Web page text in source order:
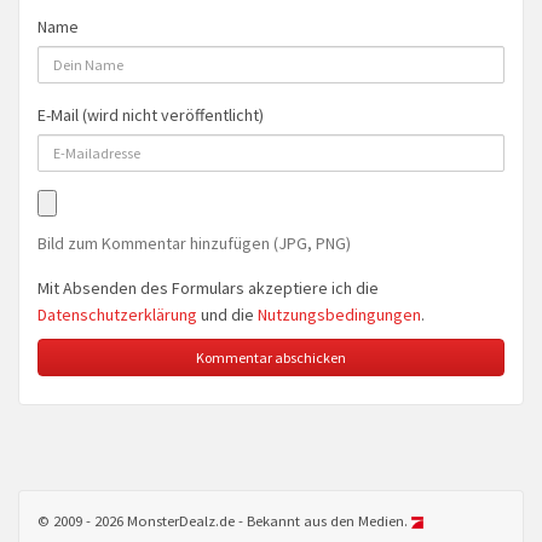
Name
E-Mail (wird nicht veröffentlicht)
Bild zum Kommentar hinzufügen (JPG, PNG)
Mit Absenden des Formulars akzeptiere ich die
Datenschutzerklärung und die Nutzungsbedingungen.
© 2009 - 2026 MonsterDealz.de - Bekannt aus den Medien.